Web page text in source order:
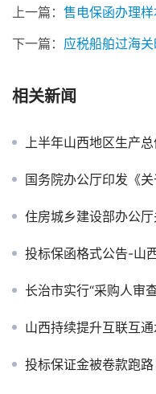
上一篇： 售电保函办理样
下一篇： 应税船舶过海关
相关新闻
上半年山西地区生产总值
国务院办公厅印发《关于
住房城乡建设部办公厅关于取消工程
投标保函格式公告-山
长治市实行“采购人审
山西持续提升互联互
投标保证金被卷款跑路